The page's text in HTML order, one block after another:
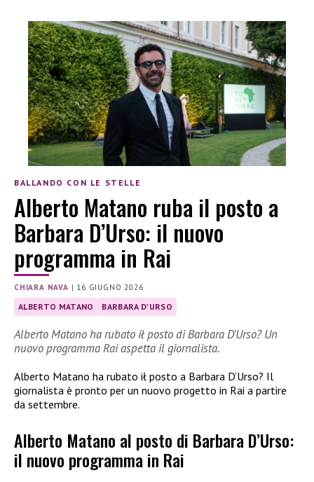
BALLANDO CON LE STELLE
Alberto Matano ruba il posto a
Barbara D’Urso: il nuovo
programma in Rai
CHIARA NAVA | 16 GIUGNO 2026
ALBERTO MATANO BARBARA D'URSO
Alberto Matano ha rubato ił posto di Barbara D’Urso? Un
nuovo programma Rai aspetta il giornalista.
Alberto Matano ha rubato ił posto a Barbara D’Urso? Il
giornalista è pronto per un nuovo progetto in Rai a partire
da settembre.
Alberto Matano al posto di Barbara D’Urso:
il nuovo programma in Rai